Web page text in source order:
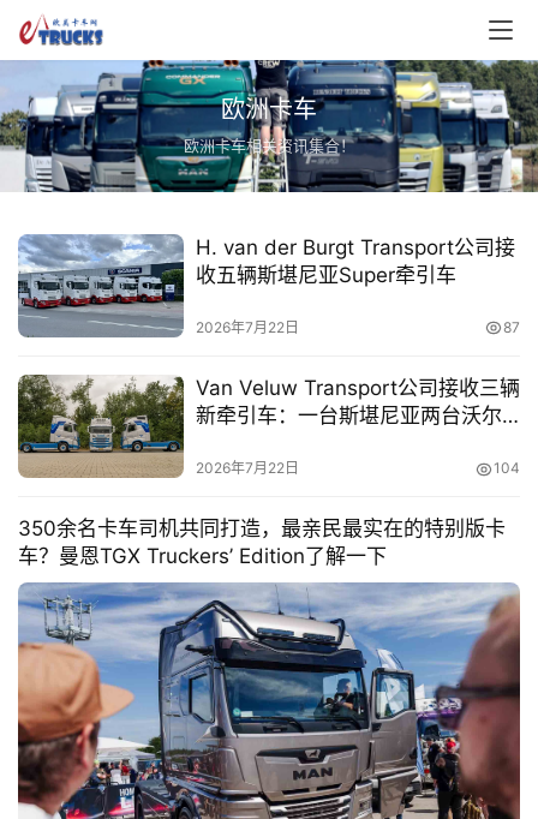
首
页
欧洲卡车
欧洲卡车相关资讯集合！
H. van der Burgt Transport公司接
收五辆斯堪尼亚Super牵引车
2026年7月22日 87
Van Veluw Transport公司接收三辆
新牵引车：一台斯堪尼亚两台沃尔
2026年7月22日 104
350余名卡车司机共同打造，最亲民最实在的特别版卡
车？曼恩TGX Truckers’ Edition了解一下